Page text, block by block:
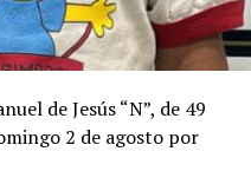
de Jesús “N”, de 49
2 de agosto por